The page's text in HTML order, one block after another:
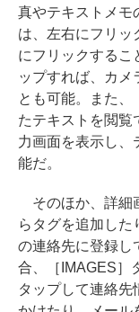
真やテキストメモ
は、左右にフリッ
にフリックするこ
ップすれば、カメ
とも可能。また、
たテキストを閲覧
力画面を表示し、
能だ。
そのほか、詳細
らタグを追加した
の連絡先に登録し
合、［IMAGES］
タップして連絡先